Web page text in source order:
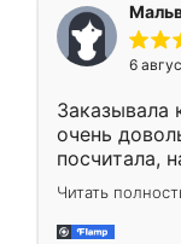
меньше,
Мне
мебели6
Заказывала
очень
посчитала,
Замерщик
делу со
за день,
Читать